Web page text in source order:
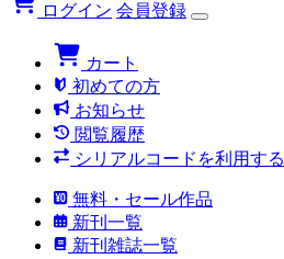
ログイン 会員登録
カート
初めての方
お知らせ
閲覧履歴
シリアルコードを利用する
無料・セール作品
新刊一覧
新刊雑誌一覧